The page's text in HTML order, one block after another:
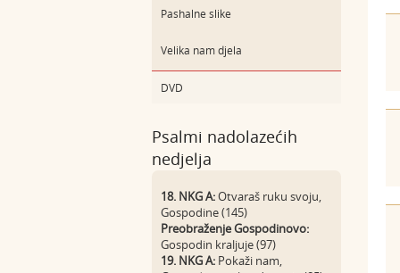
Pashalne slike
Velika nam djela
DVD
Psalmi nadolazećih
nedjelja
18. NKG A:Otvaraš ruku svoju,
Gospodine (145)
Preobraženje Gospodinovo:
Gospodin kraljuje (97)
19. NKG A: Pokaži nam,